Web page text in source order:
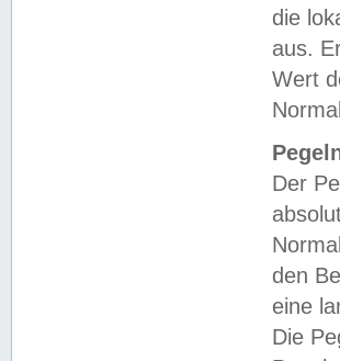
die
aus.
Wert
Der
den
eine
Die